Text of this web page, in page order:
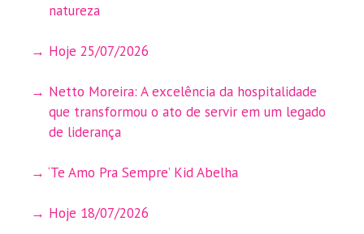
natureza
Hoje 25/07/2026
Netto Moreira: A excelência da hospitalidade
que transformou o ato de servir em um legado
de liderança
‘Te Amo Pra Sempre’ Kid Abelha
Hoje 18/07/2026